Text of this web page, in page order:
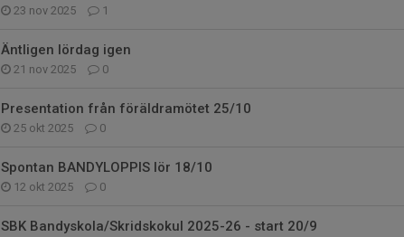
23 nov 2025 1
Äntligen lördag igen
21 nov 2025 0
Presentation från föräldramötet 25/10
25 okt 2025 0
Spontan BANDYLOPPIS lör 18/10
12 okt 2025 0
SBK Bandyskola/Skridskokul 2025-26 - start 20/9